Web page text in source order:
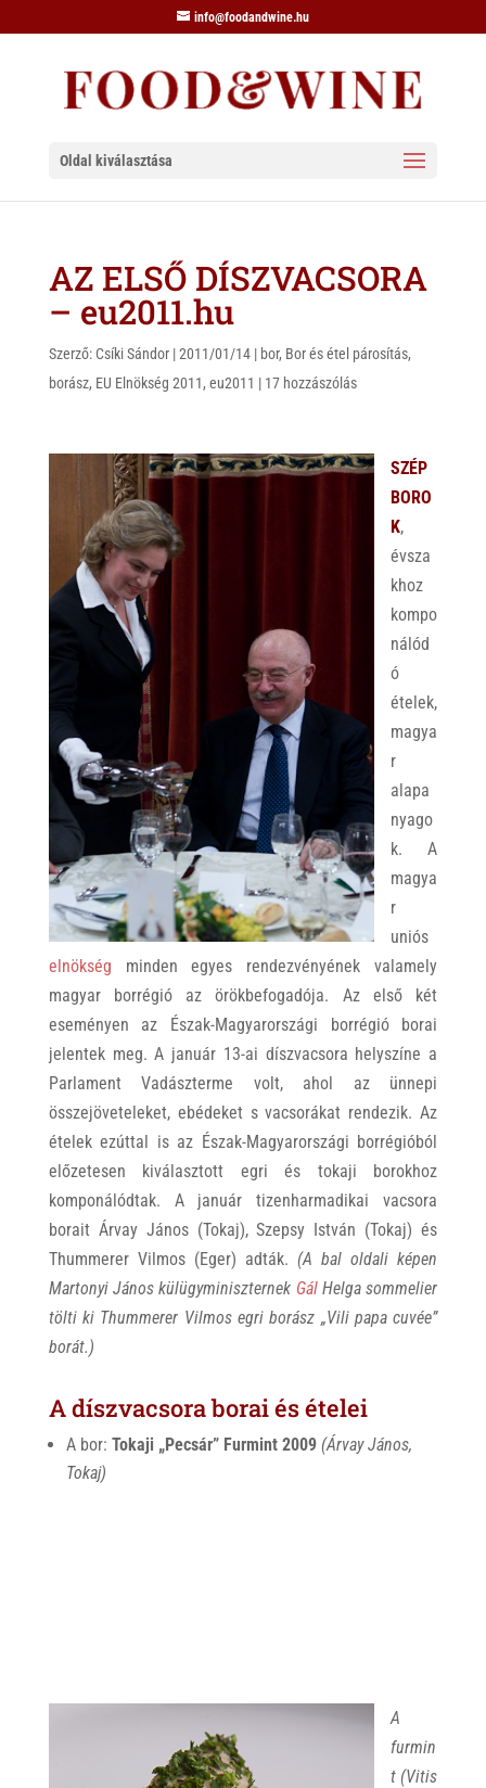
info@foodandwine.hu
Oldal kiválasztása
AZ ELSŐ DÍSZVACSORA
– eu2011.hu
Szerző: Csíki Sándor|2011/01/14| bor, Bor és étel párosítás,
borász, EU Elnökség 2011, eu2011 | 17 hozzászólás
SZÉP
BORO
K,
évsza
khoz
kompo
nálód
ó
ételek,
magya
r
alapa
nyago
k. A
magya
r
uniós
elnökség minden egyes rendezvényének valamely
magyar borrégió az örökbefogadója. Az első két
eseményen az Észak-Magyarországi borrégió borai
jelentek meg. A január 13-ai díszvacsora helyszíne a
Parlament Vadászterme volt, ahol az ünnepi
összejöveteleket, ebédeket s vacsorákat rendezik. Az
ételek ezúttal is az Észak-Magyarországi borrégióból
előzetesen kiválasztott egri és tokaji borokhoz
komponálódtak. A január tizenharmadikai vacsora
borait Árvay János (Tokaj), Szepsy István (Tokaj) és
Thummerer Vilmos (Eger) adták. (A bal oldali képen
Martonyi János külügyminiszternek GálHelga sommelier
tölti ki Thummerer Vilmos egri borász „Vili papa cuvée”
borát.)
A díszvacsora borai és ételei
A bor: Tokaji „Pecsár” Furmint 2009 (Árvay János,
Tokaj)
A
furmin
t (Vitis